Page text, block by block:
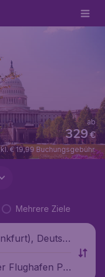
€
329
ab
€ 19,99 Buchungsgebühr.
Mehrere Ziele
Deutsc
Flughafen Pe